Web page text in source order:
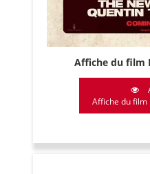
Affiche du film
Affiche du film